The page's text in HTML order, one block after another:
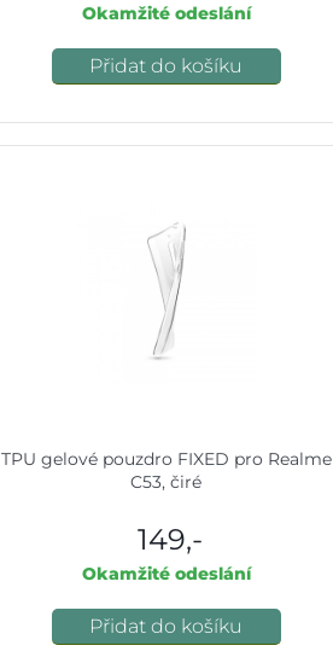
Okamžité odeslání
Přidat do košíku
TPU gelové pouzdro FIXED pro Realme
C53, čiré
149,-
Okamžité odeslání
Přidat do košíku